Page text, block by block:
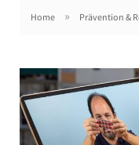
Home » Prävention &